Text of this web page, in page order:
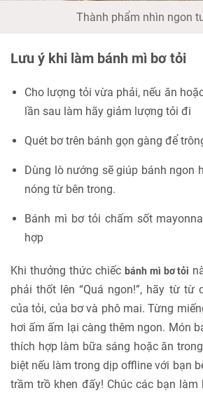
Thành phẩm nhìn ngon
Lưu ý khi làm bánh mì bơ tỏi
Cho lượng tỏi vừa phải, nếu ăn
lần sau làm hãy giảm lượng tỏi đi
Quét bơ trên bánh gọn gàng để
Dùng lò nướng sẽ giúp bánh ngon
nóng từ bên trong.
Bánh mì bơ tỏi chấm sốt
hợp
Khi thưởng thức chiếc bánh mì bơ tỏi
phải thốt lên “Quá ngon!”, hãy từ từ
của tỏi, của bơ và phô mai. Từng
hơi ấm ấm lại càng thêm ngon. Món
thích hợp làm bữa sáng hoặc ăn
biệt nếu làm trong dịp offline với bạn
trầm trồ khen đấy! Chúc các bạn làm